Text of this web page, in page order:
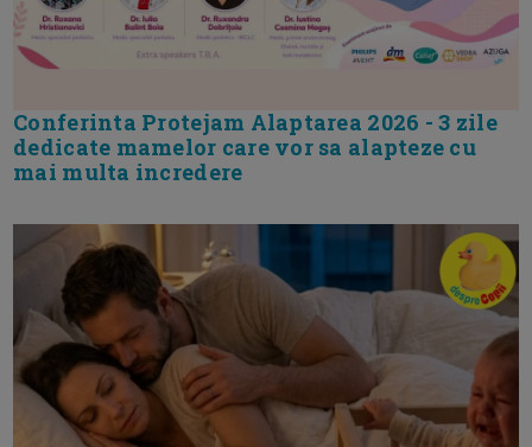
Conferinta Protejam Alaptarea 2026 - 3 zile
dedicate mamelor care vor sa alapteze cu
mai multa incredere